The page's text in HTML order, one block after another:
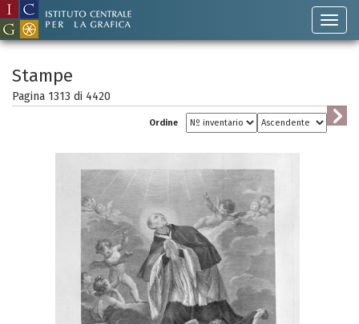
Stampe
Pagina 1313 di 4420
Ordine